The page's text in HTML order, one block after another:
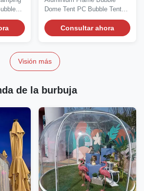
Dome Tent PC Bubble Tent
House for Sale We are a...
Consultar ahora
Visión más
de la burbuja